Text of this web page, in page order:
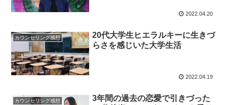
2022.04.20
カウンセリング感想
20代大学生ヒエラルキーに生きづ
らさを感じいた大学生活
2022.04.19
カウンセリング感想
3年間の過去の恋愛で引きづった